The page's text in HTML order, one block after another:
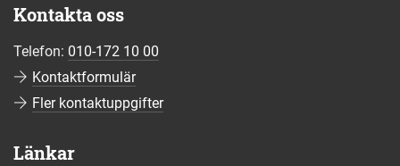
Kontakta oss
Telefon: 010-172 10 00
Kontaktformulär
Fler kontaktuppgifter
Länkar